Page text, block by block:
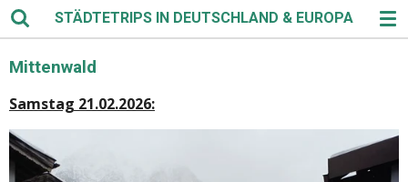
Zum
Hauptinhalt
springen
STÄDTETRIPS IN DEUTSCHLAND & EUROPA
Mittenwald
Samstag 21.02.2026: